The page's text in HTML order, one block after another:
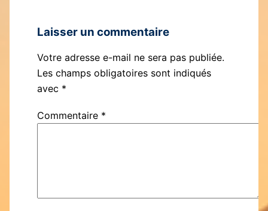
Laisser un commentaire
Votre adresse e-mail ne sera pas publiée.
Les champs obligatoires sont indiqués
avec *
Commentaire *